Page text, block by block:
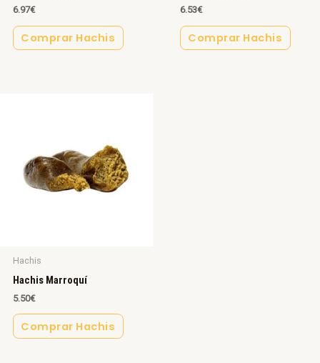
6.97€
Comprar Hachis
6.53€
Comprar Hachis
Hachis
Hachis Marroquí
5.50€
Comprar Hachis